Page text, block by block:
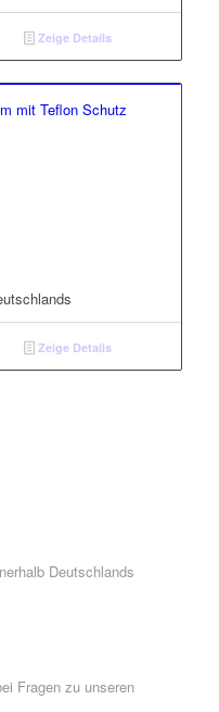
Zeige Details
mit Teflon Schutz
Zeige Details
Deutschlands
Fragen zu unseren